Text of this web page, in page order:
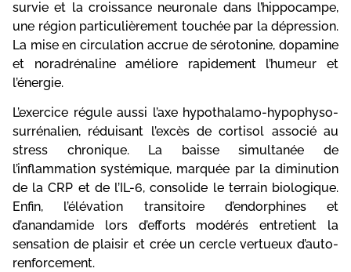
survie et la croissance neuronale dans l’hippocampe,
une région particulièrement touchée par la dépression.
La mise en circulation accrue de sérotonine, dopamine
et noradrénaline améliore rapidement l’humeur et
l’énergie.
L’exercice régule aussi l’axe hypothalamo-hypophyso-
surrénalien, réduisant l’excès de cortisol associé au
stress chronique. La baisse simultanée de
l’inflammation systémique, marquée par la diminution
de la CRP et de l’IL-6, consolide le terrain biologique.
Enfin, l’élévation transitoire d’endorphines et
d’anandamide lors d’efforts modérés entretient la
sensation de plaisir et crée un cercle vertueux d’auto-
renforcement.